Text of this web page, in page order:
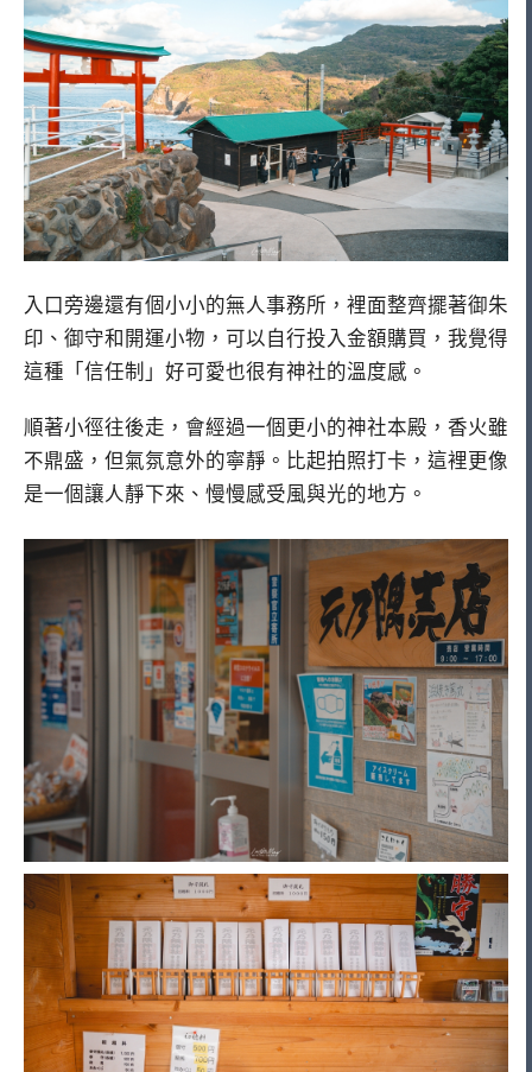
入口旁邊還有個小小的無人事務所，裡面整齊擺著御朱
印、御守和開運小物，可以自行投入金額購買，我覺得
這種「信任制」好可愛也很有神社的溫度感。
順著小徑往後走，會經過一個更小的神社本殿，香火雖
不鼎盛，但氣氛意外的寧靜。比起拍照打卡，這裡更像
是一個讓人靜下來、慢慢感受風與光的地方。